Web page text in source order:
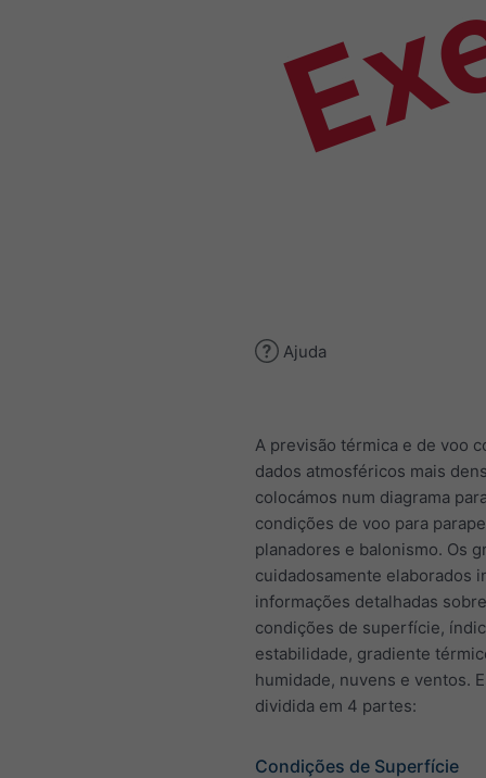
Ajuda
A previsão térmica e de voo
dados atmosféricos mais
colocámos num diagrama
condições de voo para
planadores e balonismo. Os
cuidadosamente elaborados
informações detalhadas sobre
condições de superfície,
estabilidade, gradiente
humidade, nuvens e ventos.
dividida em 4 partes:
Condições de Superfície